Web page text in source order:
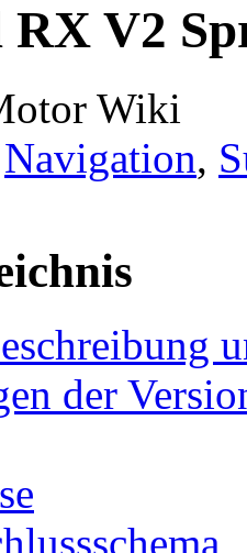
RX V2
Wiki
Navigation,
der